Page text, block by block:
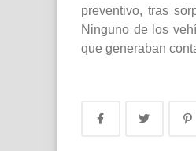
preventivo, tras
Ninguno de los
que generaban